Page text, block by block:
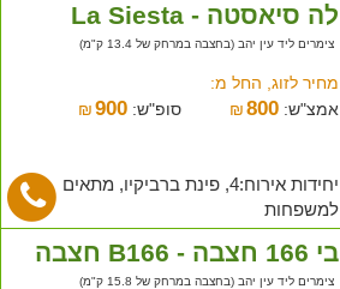
לה סיאסטה - La Siesta
צימרים ליד עין יהב (בחצבה במרחק של 13.4 ק"מ)
מחיר לזוג, החל מ:
אמצ"ש:
₪800 סופ"ש: ₪ 900
יחידות אירוח:4, פינת ברביקיו, מתאים
למשפחות
בי 166 חצבה - B166 חצבה
צימרים ליד עין יהב (בחצבה במרחק של 15.8 ק"מ)